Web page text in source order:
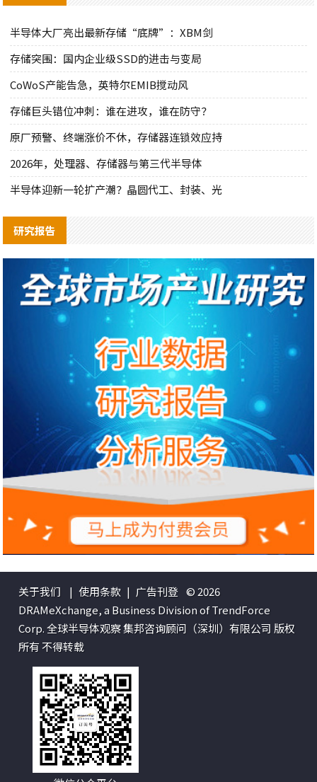
半导体大厂亮出最新存储“底牌”：XBM剑
存储突围：国内企业级SSD的进击与变局
CoWoS产能告急，英特尔EMIB搅动风
存储巨头错位冲刺：谁在进攻，谁在防守？
原厂预警、终端涨价不休，存储器连锁效应持
2026年，处理器、存储器与第三代半导体
半导体迎新一轮扩产潮？晶圆代工、封装、光
研究报告
关于我们 | 使用条款 | 广告刊登 © 2026
DRAMeXchange, a Business Division of TrendForce
Corp. 全球半导体观察 集邦咨询顾问（深圳）有限公司 版权
所有 不得转载